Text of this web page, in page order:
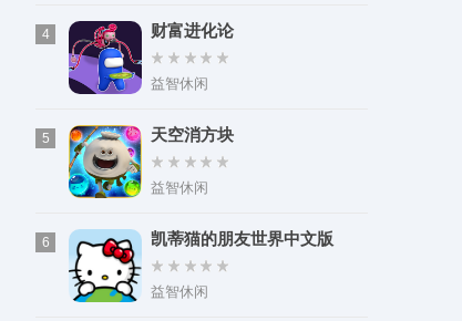
4 财富进化论
益智休闲
5 天空消方块
益智休闲
6 凯蒂猫的朋友世界中文版
益智休闲